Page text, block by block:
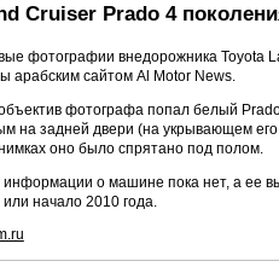
Cruiser Prado 4
фотографии внедорожника Toyota
арабским сайтом Al Motor News.
фотографа попал белый
на задней двери (на укрывающем
оно было спрятано под полом.
о машине пока нет, а ее
начало 2010 года.